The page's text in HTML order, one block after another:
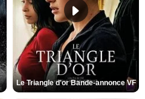
Le Triangle d'or Bande-annonce VF